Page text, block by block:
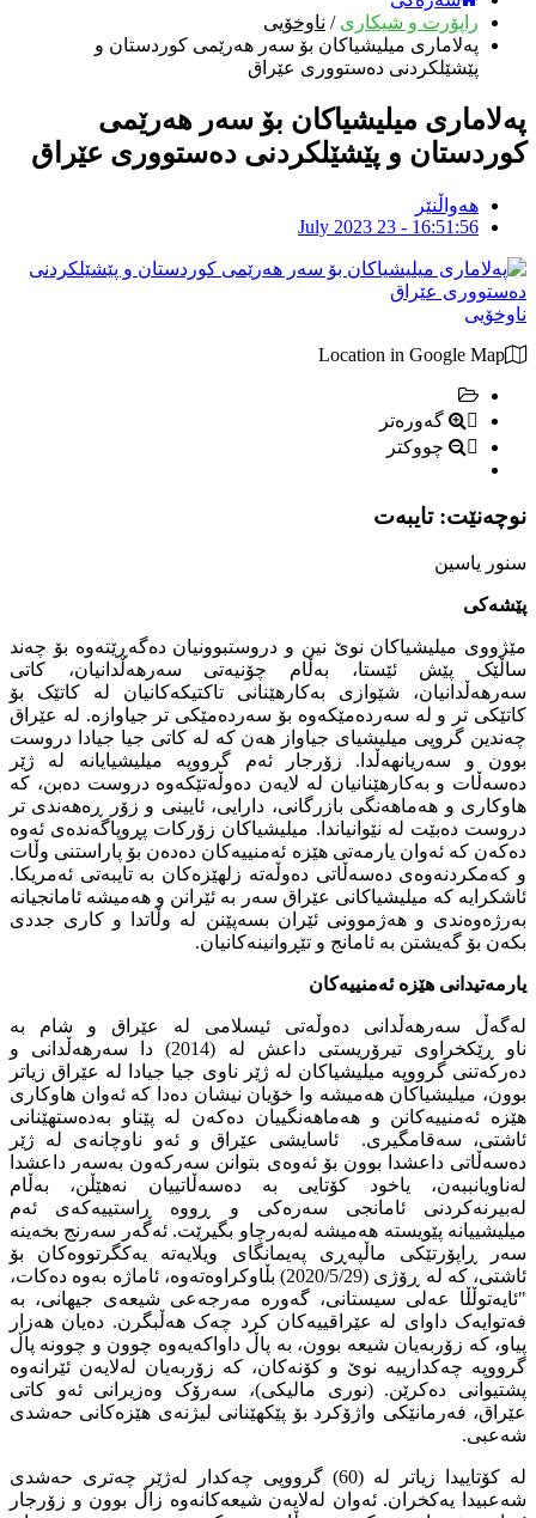
راپۆرت و شیکاری / ناوخۆیی
پەلامارى میلیشیاکان بۆ سەر هەرێمى کوردستان و
پێشێلکردنى دەستوورى عێراق
پەلامارى میلیشیاکان بۆ سەر هەرێمى
کوردستان و پێشێلکردنى دەستوورى عێراق
هەواڵنێر
July 2023 23 - 16:51:56
ناوخۆیی
Location in Google Map
گەورەتر
چووکتر
نوچەنێت: تایبەت
سنور یاسین
پێشەکی
مێژووی میلیشیاکان نوێ نین و دروستبوونیان دەگەڕێتەوە بۆ چەند
ساڵێک پێش ئێستا، بەڵام چۆنیەتی سەرهەڵدانیان، کاتی
سەرهەڵدانیان، شێوازی بەکارهێنانی تاکتیکەکانیان لە کاتێک بۆ
کاتێکی تر و لە سەردەمێکەوە بۆ سەردەمێکی تر جیاوازە. لە عێراق
چەندین گروپی میلیشیای جیاواز هەن کە لە کاتی جیا جیادا دروست
بوون و سەریانهەڵدا. زۆرجار ئەم گرووپە میلیشیایانە لە ژێر
دەسەڵات و بەکارهێنانیان لە لایەن دەوڵەتێکەوە دروست دەبن، کە
هاوکاری و هەماهەنگی بازرگانی، دارایی، ئایینی و زۆر ڕەهەندی تر
دروست دەبێت لە نێوانیاندا. میلیشیاکان زۆرکات پڕوپاگەندەی ئەوە
دەکەن کە ئەوان یارمەتی هێزە ئەمنییەکان دەدەن بۆ پاراستنی وڵات
و کەمکردنەوەی دەسەڵاتی دەوڵەتە زلهێزەکان بە تایبەتى ئەمریکا.
ئاشکرایە کە میلیشیاکانی عێراق سەر بە ئێرانن و هەمیشە ئامانجیانە
بەرژەوەندی و هەژموونی ئێران بسەپێنن لە وڵاتدا و کاری جددی
بکەن بۆ گەیشتن بە ئامانج و تێڕوانینەکانیان.
یارمەتیدانی هێزە ئەمنییەکان
لەگەڵ سەرهەڵدانی دەوڵەتی ئیسلامی لە عێراق و شام بە
ناو ڕێکخراوی تیرۆریستی داعش لە (2014) دا سەرهەڵدانی و
دەرکەتنی گرووپە میلیشیاکان لە ژێر ناوی جیا جیادا لە عێراق زیاتر
بوون، میلیشیاکان هەمیشە وا خۆیان نیشان دەدا کە ئەوان هاوکاری
هێزە ئەمنییەکانن و هەماهەنگییان دەکەن لە پێناو بەدەستهێنانی
ئاشتی، سەقامگیری. ئاسایشی عێراق و ئەو ناوچانەی لە ژێر
دەسەڵاتی داعشدا بوون بۆ ئەوەی بتوانن سەرکەون بەسەر داعشدا
لەناویانببەن، یاخود کۆتایی بە دەسەڵاتییان نەهێڵن، بەڵام
لەبیرنەکردنی ئامانجی سەرەکی و ڕووە ڕاستییەکەی ئەم
میلیشییانە پێویستە هەمیشە لەبەرچاو بگیرێت. ئەگەر سەرنج بخەینە
سەر ڕاپۆرتێکی ماڵپەڕی پەیمانگای ویلایەتە یەکگرتووەکان بۆ
ئاشتی، کە لە ڕۆژی (2020/5/29) بڵاوکراوەتەوە، ئاماژە بەوە دەکات،
"ئایەتوڵڵا عەلی سیستانی، گەورە مەرجەعی شیعەی جیهانی، بە
فەتوایەک داوای لە عێراقییەکان کرد چەک هەڵبگرن. دەیان هەزار
پیاو، کە زۆربەیان شیعە بوون، بە پاڵ داواکەیەوە چوون و چوونە پاڵ
گرووپە چەکدارییە نوێ و کۆنەکان، کە زۆربەیان لەلایەن ئێرانەوە
پشتیوانی دەکرێن. (نوری مالیکی)، سەرۆک وەزیرانى ئەو کاتى
عێراق، فەرمانێکی واژۆکرد بۆ پێکهێنانی لیژنەی هێزەکانی حەشدی
شەعبی.
لە کۆتاییدا زیاتر لە (60) گرووپی چەکدار لەژێر چەتری حەشدی
شەعبیدا یەکخران. ئەوان لەلایەن شیعەکانەوە زاڵ بوون و زۆرجار